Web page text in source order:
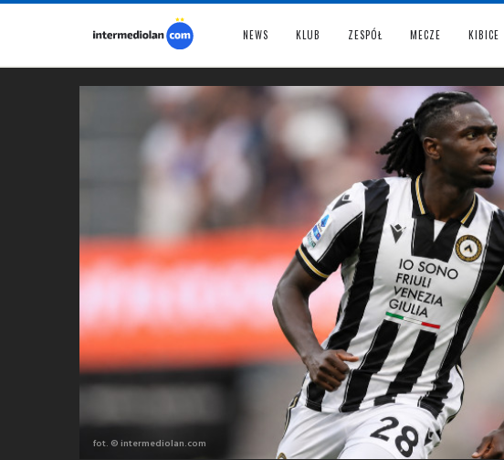
NEWS KLUB ZESPÓŁ MECZE KIBICE
fot. © intermediolan.com